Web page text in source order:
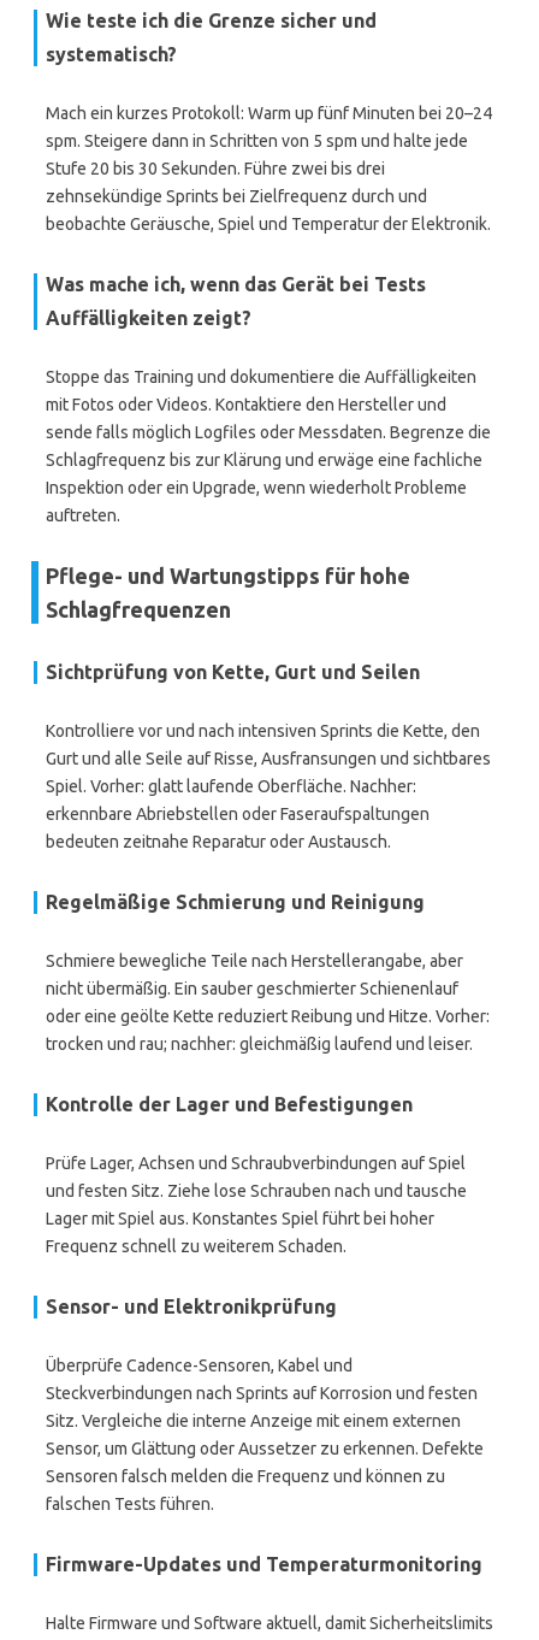
Wie teste ich die Grenze sicher und
systematisch?
Mach ein kurzes Protokoll: Warm up fünf Minuten bei 20–24
spm. Steigere dann in Schritten von 5 spm und halte jede
Stufe 20 bis 30 Sekunden. Führe zwei bis drei
zehnsekündige Sprints bei Zielfrequenz durch und
beobachte Geräusche, Spiel und Temperatur der Elektronik.
Was mache ich, wenn das Gerät bei Tests
Auffälligkeiten zeigt?
Stoppe das Training und dokumentiere die Auffälligkeiten
mit Fotos oder Videos. Kontaktiere den Hersteller und
sende falls möglich Logfiles oder Messdaten. Begrenze die
Schlagfrequenz bis zur Klärung und erwäge eine fachliche
Inspektion oder ein Upgrade, wenn wiederholt Probleme
auftreten.
Pflege- und Wartungstipps für hohe
Schlagfrequenzen
Sichtprüfung von Kette, Gurt und Seilen
Kontrolliere vor und nach intensiven Sprints die Kette, den
Gurt und alle Seile auf Risse, Ausfransungen und sichtbares
Spiel. Vorher: glatt laufende Oberfläche. Nachher:
erkennbare Abriebstellen oder Faseraufspaltungen
bedeuten zeitnahe Reparatur oder Austausch.
Regelmäßige Schmierung und Reinigung
Schmiere bewegliche Teile nach Herstellerangabe, aber
nicht übermäßig. Ein sauber geschmierter Schienenlauf
oder eine geölte Kette reduziert Reibung und Hitze. Vorher:
trocken und rau; nachher: gleichmäßig laufend und leiser.
Kontrolle der Lager und Befestigungen
Prüfe Lager, Achsen und Schraubverbindungen auf Spiel
und festen Sitz. Ziehe lose Schrauben nach und tausche
Lager mit Spiel aus. Konstantes Spiel führt bei hoher
Frequenz schnell zu weiterem Schaden.
Sensor- und Elektronikprüfung
Überprüfe Cadence-Sensoren, Kabel und
Steckverbindungen nach Sprints auf Korrosion und festen
Sitz. Vergleiche die interne Anzeige mit einem externen
Sensor, um Glättung oder Aussetzer zu erkennen. Defekte
Sensoren falsch melden die Frequenz und können zu
falschen Tests führen.
Firmware-Updates und Temperaturmonitoring
Halte Firmware und Software aktuell, damit Sicherheitslimits